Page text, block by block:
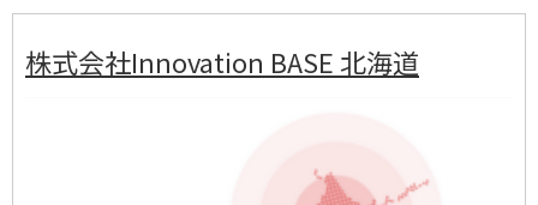
株式会社Innovation BASE 北海道